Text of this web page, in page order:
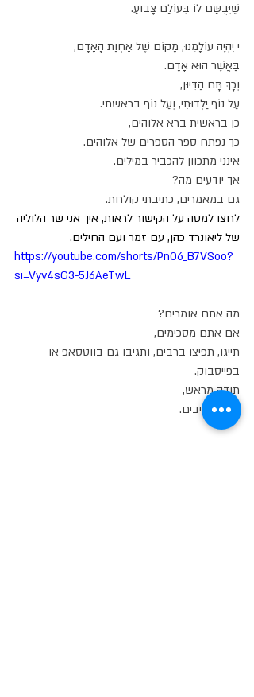
שֶׁיְּבֻשַּׂם לוֹ בְּעוֹלַם צָבוּעַ.
י יִהְיֶה עוֹלָמֵנוּ, מָקוֹם שֶׁל אַחְוַת הָאָדָם,
בַּאֲשֶׁר הוּא אָדָם.
וְכָךְ תָּם הַדִּיּוּן,
עַל נוֹף יַלְדוּתִי, וְעַל נוֹף בראשתי.
כן בראשית ברא אלוהים,
כך נפתח ספר הספרים של אלוהים.
אינני מתכוון להכביר במילים.
אך יודעים מה?
גם במאמרים, כתיבתי קולחת.
לחצו למטה על הקישור לראות, איך אני שר הלוליה
של ליאונרד כהן, עם זמר ועם החילים.
https://youtube.com/shorts/PnO6_B7VSoo?
si=Vyv4sG3-5J6AeTwL
מה אתם אומרים?
אם אתם מסכימים,
תייגו, תפיצו ברבים, ותגיבו גם בווטסאפ או
בפייסבוק.
תודה מראש,
לכל המגיבים.